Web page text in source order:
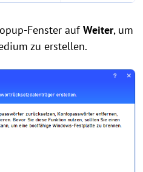
Fenster aufWeiter, um
zu erstellen.